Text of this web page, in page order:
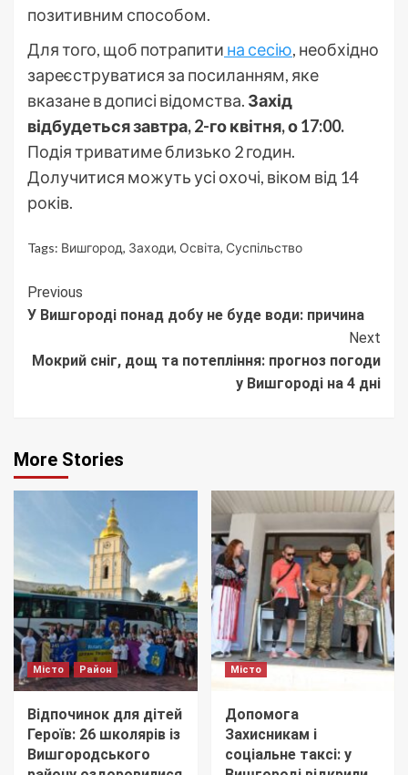
позитивним способом.
Для того, щоб потрапити на сесію, необхідно
зареєструватися за посиланням, яке
вказане в дописі відомства. Захід
відбудеться завтра, 2-го квітня, о 17:00.
Подія триватиме близько 2 годин.
Долучитися можуть усі охочі, віком від 14
років.
Tags: Вишгород, Заходи, Освіта, Суспільство
Continue
Reading
Previous
У Вишгороді понад добу не буде води: причина
Next
Мокрий сніг, дощ та потепління: прогноз погоди
у Вишгороді на 4 дні
More Stories
Місто Район
Відпочинок для дітей
Героїв: 26 школярів із
Вишгородського
Місто
Допомога
Захисникам і
соціальне таксі: у